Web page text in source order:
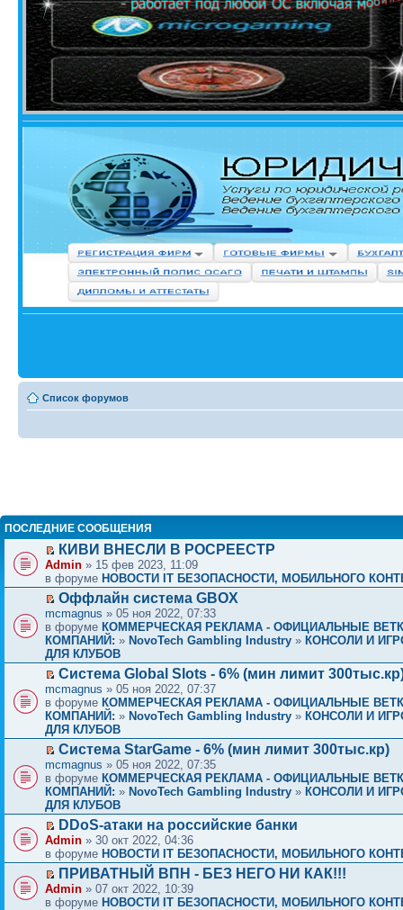
Список форумов
ПОСЛЕДНИЕ СООБЩЕНИЯ
КИВИ ВНЕСЛИ В РОСРЕЕСТР
Admin » 15 фев 2023, 11:09
в форуме НОВОСТИ IT БЕЗОПАСНОСТИ, МОБИЛЬНОГО
Оффлайн система GBOX
mcmagnus » 05 ноя 2022, 07:33
в форуме КОММЕРЧЕСКАЯ РЕКЛАМА - ОФИЦИАЛЬНЫЕ
КОМПАНИЙ: » NovoTech Gambling Industry » КОНСОЛИ И
ДЛЯ КЛУБОВ
Система Global Slots - 6% (мин лимит
mcmagnus » 05 ноя 2022, 07:37
в форуме КОММЕРЧЕСКАЯ РЕКЛАМА - ОФИЦИАЛЬНЫЕ
КОМПАНИЙ: » NovoTech Gambling Industry » КОНСОЛИ И
ДЛЯ КЛУБОВ
Система StarGame - 6% (мин лимит 300тыс.кр)
mcmagnus » 05 ноя 2022, 07:35
в форуме КОММЕРЧЕСКАЯ РЕКЛАМА - ОФИЦИАЛЬНЫЕ
КОМПАНИЙ: » NovoTech Gambling Industry » КОНСОЛИ И
ДЛЯ КЛУБОВ
DDoS-атаки на российские банки
Admin » 30 окт 2022, 04:36
в форуме НОВОСТИ IT БЕЗОПАСНОСТИ, МОБИЛЬНОГО
ПРИВАТНЫЙ ВПН - БЕЗ НЕГО НИ КАК!!!
Admin » 07 окт 2022, 10:39
в форуме НОВОСТИ IT БЕЗОПАСНОСТИ, МОБИЛЬНОГО